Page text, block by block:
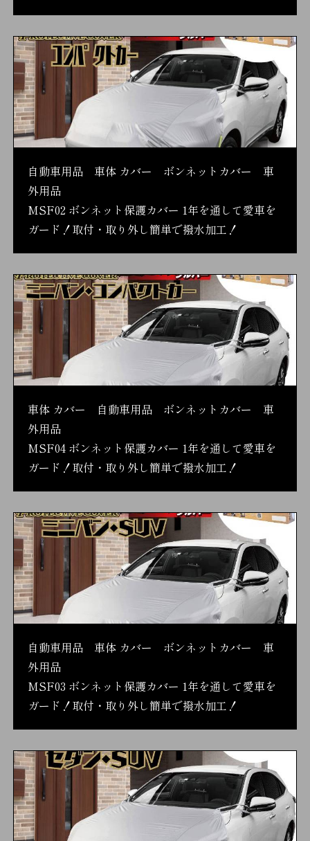
自動車用品 車体 カバー ボンネットカバー 車
外用品
MSF02 ボンネット保護カバー 1年を通して愛車を
ガード！取付・取り外し簡単で撥水加工！
車体 カバー 自動車用品 ボンネットカバー 車
外用品
MSF04 ボンネット保護カバー 1年を通して愛車を
ガード！取付・取り外し簡単で撥水加工！
自動車用品 車体 カバー ボンネットカバー 車
外用品
MSF03 ボンネット保護カバー 1年を通して愛車を
ガード！取付・取り外し簡単で撥水加工！